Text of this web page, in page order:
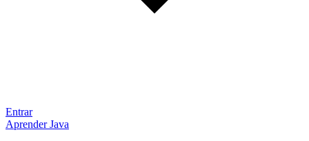
Entrar
Aprender Java